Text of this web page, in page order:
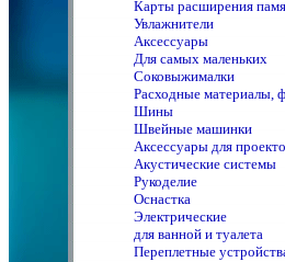
Карты расширения
Увлажнители
Аксессуары
Для самых маленьких
Соковыжималки
Расходные материалы,
Шины
Швейные машинки
Аксессуары для
Акустические системы
Рукоделие
Оснастка
Электрические
для ванной и туалета
Переплетные